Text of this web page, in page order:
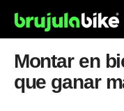
Montar en
que ganar